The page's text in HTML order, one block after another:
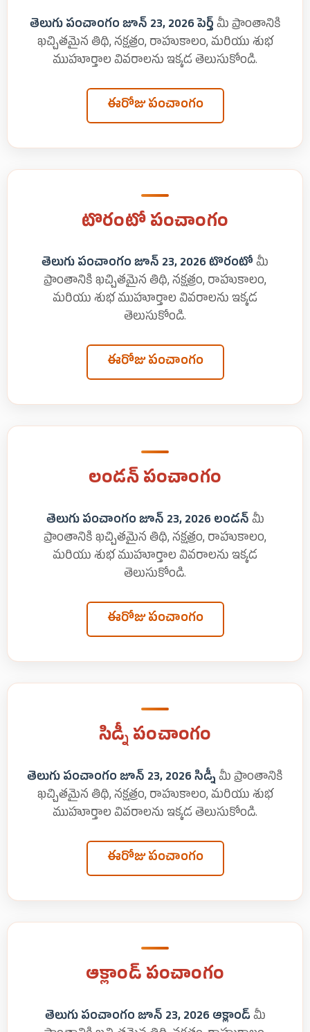
తెలుగు పంచాంగం జూన్ 23, 2026 పెర్త్ మీ ప్రాంతానికి
ఖచ్చితమైన తిథి, నక్షత్రం, రాహుకాలం, మరియు శుభ
ముహూర్తాల వివరాలను ఇక్కడ తెలుసుకోండి.
ఈరోజు పంచాంగం
టొరంటో పంచాంగం
తెలుగు పంచాంగం జూన్ 23, 2026 టొరంటో మీ
ప్రాంతానికి ఖచ్చితమైన తిథి, నక్షత్రం, రాహుకాలం,
మరియు శుభ ముహూర్తాల వివరాలను ఇక్కడ
తెలుసుకోండి.
ఈరోజు పంచాంగం
లండన్ పంచాంగం
తెలుగు పంచాంగం జూన్ 23, 2026 లండన్ మీ
ప్రాంతానికి ఖచ్చితమైన తిథి, నక్షత్రం, రాహుకాలం,
మరియు శుభ ముహూర్తాల వివరాలను ఇక్కడ
తెలుసుకోండి.
ఈరోజు పంచాంగం
సిడ్నీ పంచాంగం
తెలుగు పంచాంగం జూన్ 23, 2026 సిడ్నీ మీ ప్రాంతానికి
ఖచ్చితమైన తిథి, నక్షత్రం, రాహుకాలం, మరియు శుభ
ముహూర్తాల వివరాలను ఇక్కడ తెలుసుకోండి.
ఈరోజు పంచాంగం
ఆక్లాండ్ పంచాంగం
తెలుగు పంచాంగం జూన్ 23, 2026 ఆక్లాండ్మీ